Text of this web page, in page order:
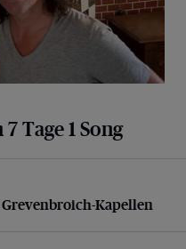
Tage 1 Song
Kapellen
Kapellen